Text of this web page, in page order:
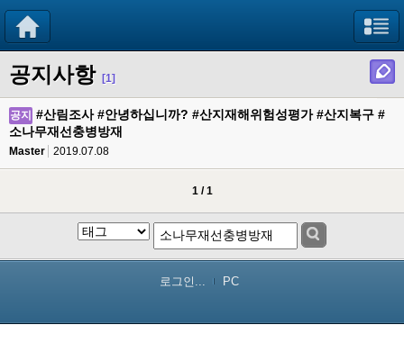
공지사항 [1]
공지
#산림조사 #안녕하십니까? #산지재해위험성평가 #산지복구 #
소나무재선충병방재
Master 2019.07.08
1 / 1
로그인... PC